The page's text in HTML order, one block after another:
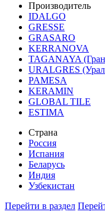
Производитель
IDALGO
GRESSE
GRASARO
KERRANOVA
TAGANAYA
URALGRES
PAMESA
KERAMIN
GLOBAL TILE
ESTIMA
Страна
Россия
Испания
Беларусь
Индия
Узбекистан
Перейти в раздел